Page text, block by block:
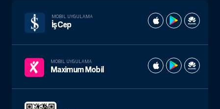
MOBIL UYGULAMA
İşCep
MOBIL UYGULAMA
Maximum Mobil